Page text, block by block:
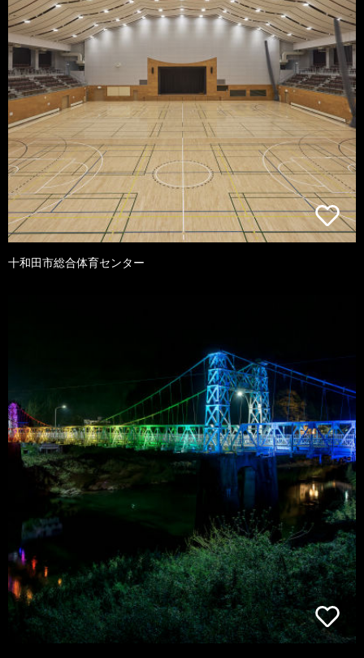
十和田市総合体育センター